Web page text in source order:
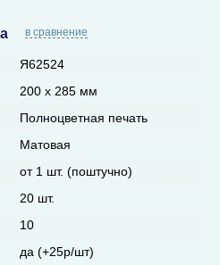
в сравнение
Я62524
200 х 285 мм
Полноцветная печать
Матовая
от 1 шт. (поштучно)
20 шт.
10
да (+25р/шт)